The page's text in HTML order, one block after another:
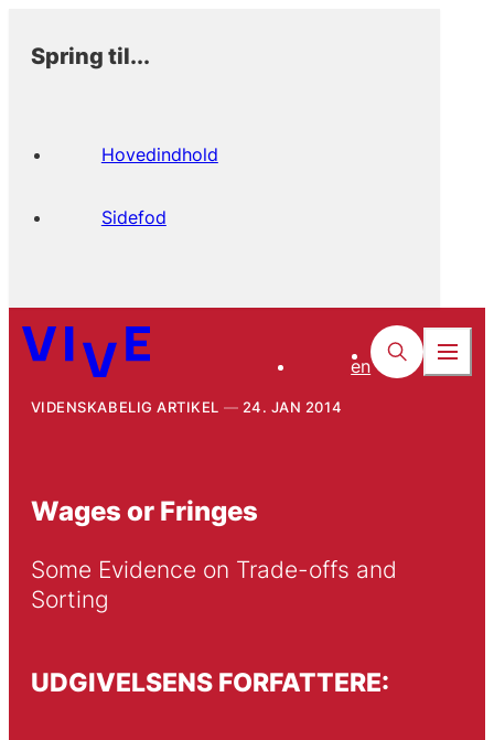
Spring til...
Hovedindhold
Sidefod
en
VIDENSKABELIG ARTIKEL 24. JAN 2014
Wages or Fringes
Some Evidence on Trade-offs and
Sorting
UDGIVELSENS FORFATTERE: